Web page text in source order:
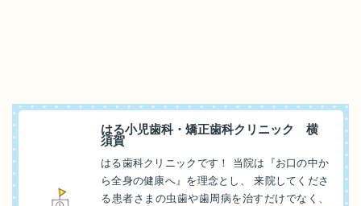
はる小児歯科・矯正歯科クリニック 横
須賀
はる歯科クリニックです！ 当院は『お口の中か
ら全身の健康へ』を理念とし、 来院してくださ
る患者さまの虫歯や歯周病を治すだけでなく、